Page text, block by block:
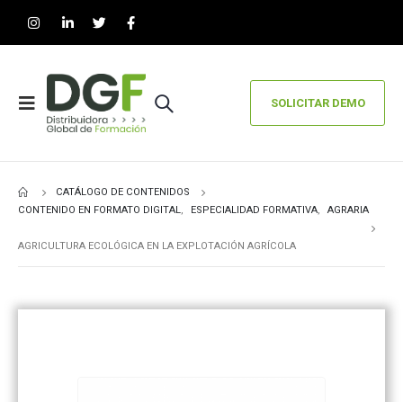
SOLICITAR DEMO
CATÁLOGO DE CONTENIDOS
CONTENIDO EN FORMATO DIGITAL, ESPECIALIDAD FORMATIVA, AGRARIA
AGRICULTURA ECOLÓGICA EN LA EXPLOTACIÓN AGRÍCOLA